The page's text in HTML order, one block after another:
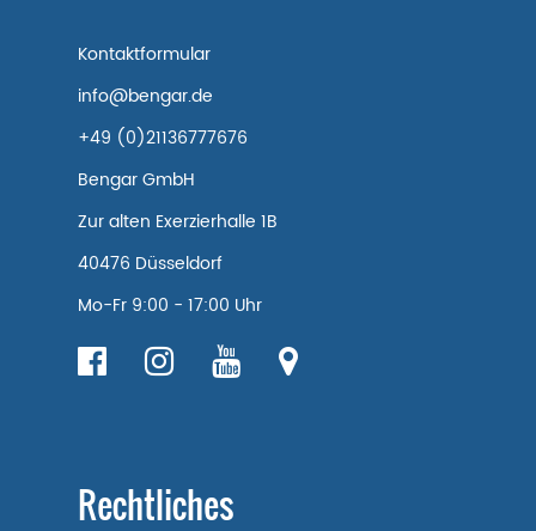
Kontaktformular
info@bengar.de
+49 (0)21136777676
Bengar GmbH
Zur alten Exerzierhalle 1B
40476 Düsseldorf
Mo-Fr 9:00 - 17:00 Uhr
Rechtliches